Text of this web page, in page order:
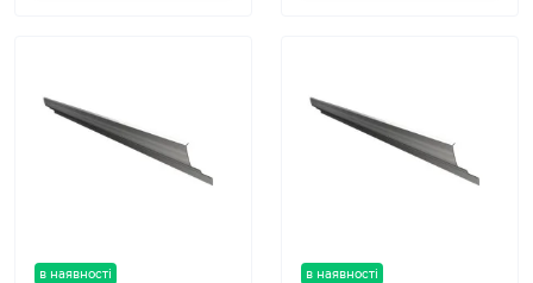
в наявності в наявності